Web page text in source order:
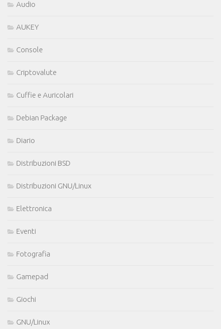
Audio
AUKEY
Console
Criptovalute
Cuffie e Auricolari
Debian Package
Diario
Distribuzioni BSD
Distribuzioni GNU/Linux
Elettronica
Eventi
Fotografia
Gamepad
Giochi
GNU/Linux